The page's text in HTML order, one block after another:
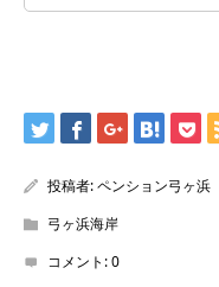
投稿者:ペンション弓ヶ浜
弓ヶ浜海岸
コメント:0